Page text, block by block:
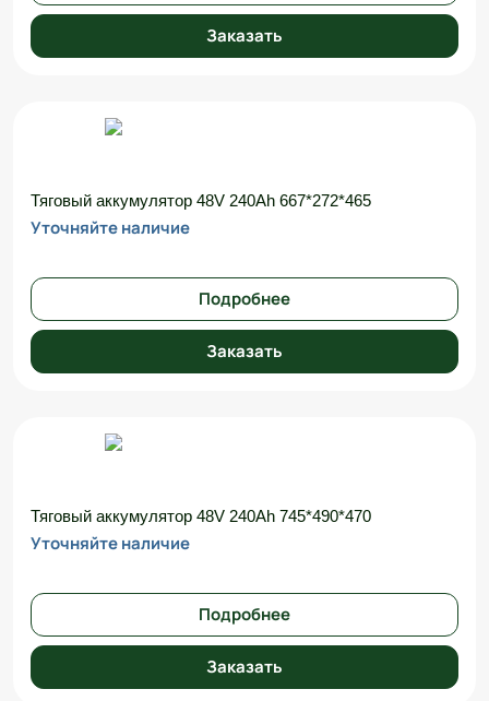
Заказать
Тяговый аккумулятор 48V 240Ah 667*272*465
Уточняйте наличие
Подробнее
Заказать
Тяговый аккумулятор 48V 240Ah 745*490*470
Уточняйте наличие
Подробнее
Заказать